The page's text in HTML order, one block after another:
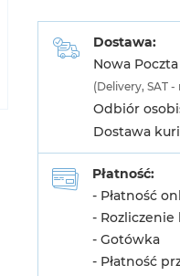
Dostawa:
Nowa Poczta
(Delivery, SAT -
Odbiór
Dostawa
Płatność:
- Płatność
-
- Gotówka
- Płatność